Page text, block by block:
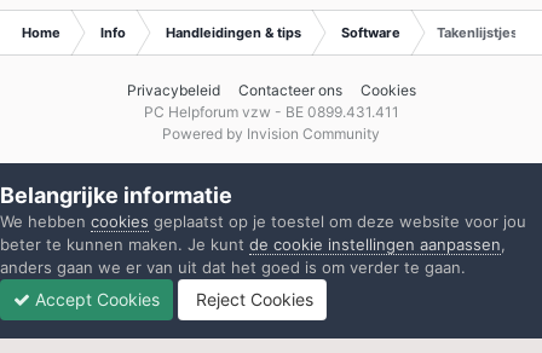
Home Info Handleidingen & tips Software Takenlijstjes,
Privacybeleid Contacteer ons
Cookies
PC Helpforum vzw - BE 0899.431.411
Powered by Invision Community
Belangrijke informatie
We hebben cookies geplaatst op je toestel om deze website voor jou
beter te kunnen maken. Je kunt de cookie instellingen aanpassen,
anders gaan we er van uit dat het goed is om verder te gaan.
Accept Cookies Reject Cookies
Ongelezen